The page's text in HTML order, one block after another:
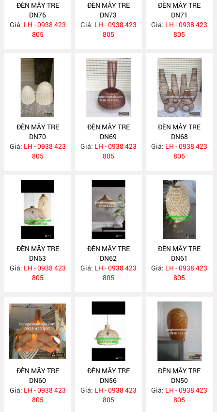
ĐÈN MÂY TRE
DN76
Giá: LH - 0938 423
805
ĐÈN MÂY TRE
DN73
Giá: LH - 0938 423
805
ĐÈN MÂY TRE
DN71
Giá: LH - 0938 423
805
ĐÈN MÂY TRE
DN70
Giá: LH - 0938 423
805
ĐÈN MÂY TRE
DN69
Giá: LH - 0938 423
805
ĐÈN MÂY TRE
DN68
Giá: LH - 0938 423
805
ĐÈN MÂY TRE
DN63
Giá: LH - 0938 423
805
ĐÈN MÂY TRE
DN62
Giá: LH - 0938 423
805
ĐÈN MÂY TRE
DN61
Giá: LH - 0938 423
805
ĐÈN MÂY TRE
DN60
Giá: LH - 0938 423
805
ĐÈN MÂY TRE
DN56
Giá: LH - 0938 423
805
ĐÈN MÂY TRE
DN50
Giá: LH - 0938 423
805